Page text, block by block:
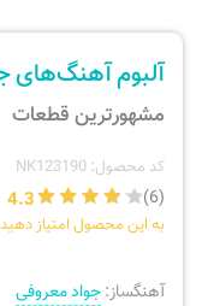
آلبوم آهنگ‌های
مشهورترین قطعات
کد محصول: NK123190
(6)
4.3
به این محصول امتیاز دهید
آهنگساز:جواد معروفی